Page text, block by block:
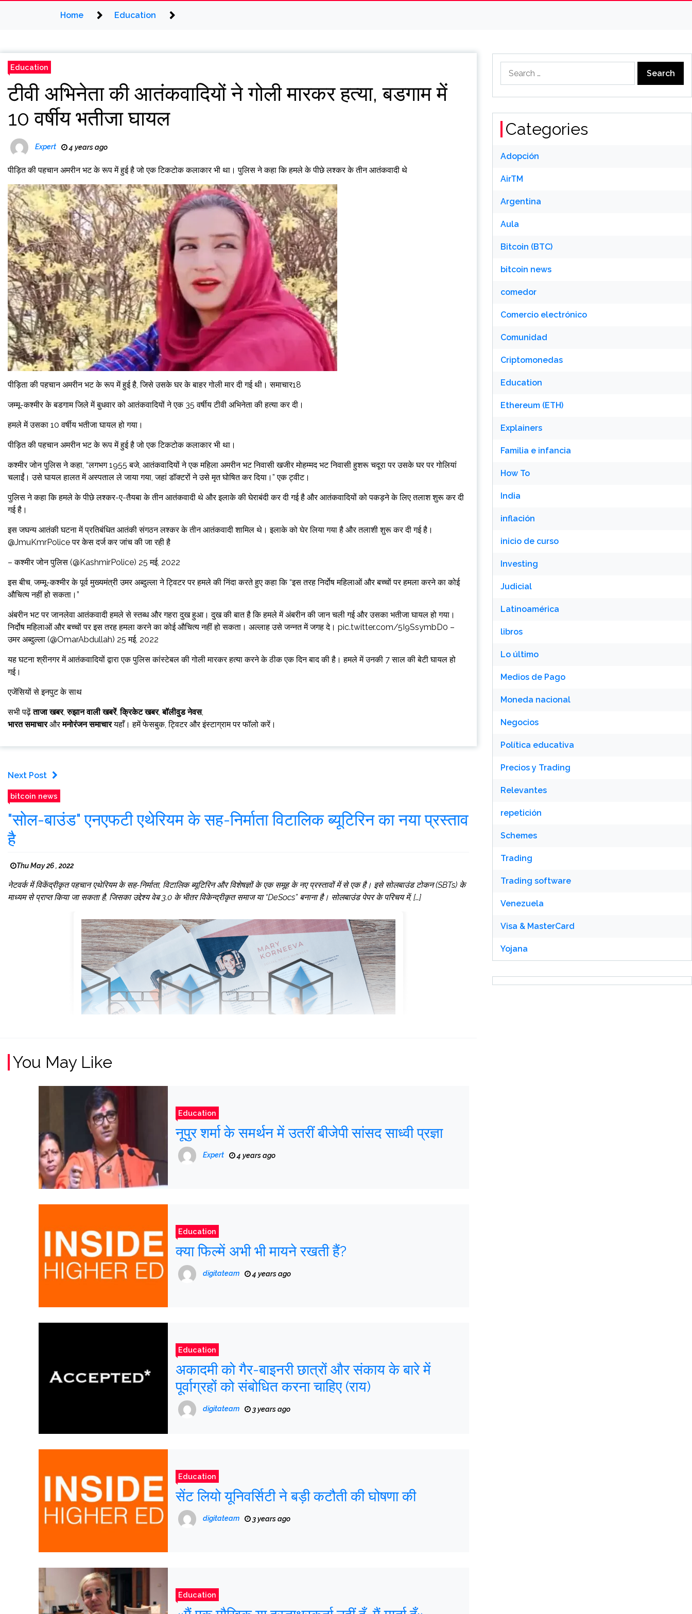
Home Education
Education
टीवी अभिनेता की आतंकवादियों ने गोली मारकर हत्या, बडगाम में
10 वर्षीय भतीजा घायल
Expert 4 years ago
पीड़ित की पहचान अमरीन भट के रूप में हुई है जो एक टिकटोक कलाकार भी था। पुलिस ने कहा कि हमले के पीछे लश्कर के तीन आतंकवादी थे
पीड़िता की पहचान अमरीन भट के रूप में हुई है, जिसे उसके घर के बाहर गोली मार दी गई थी। समाचार18
जम्मू-कश्मीर के बडगाम जिले में बुधवार को आतंकवादियों ने एक 35 वर्षीय टीवी अभिनेता की हत्या कर दी।
हमले में उसका 10 वर्षीय भतीजा घायल हो गया।
पीड़ित की पहचान अमरीन भट के रूप में हुई है जो एक टिकटोक कलाकार भी था।
कश्मीर जोन पुलिस ने कहा, “लगभग 1955 बजे, आतंकवादियों ने एक महिला अमरीन भट निवासी खजीर मोहम्मद भट निवासी हुशरू चदूरा पर उसके घर पर गोलियां
चलाईं। उसे घायल हालत में अस्पताल ले जाया गया, जहां डॉक्टरों ने उसे मृत घोषित कर दिया।” एक ट्वीट।
पुलिस ने कहा कि हमले के पीछे लश्कर-ए-तैयबा के तीन आतंकवादी थे और इलाके की घेराबंदी कर दी गई है और आतंकवादियों को पकड़ने के लिए तलाश शुरू कर दी
गई है।
इस जघन्य आतंकी घटना में प्रतिबंधित आतंकी संगठन लश्कर के तीन आतंकवादी शामिल थे। इलाके को घेर लिया गया है और तलाशी शुरू कर दी गई है।
@JmuKmrPolice पर केस दर्ज कर जांच की जा रही है
– कश्मीर जोन पुलिस (@KashmirPolice) 25 मई, 2022
इस बीच, जम्मू-कश्मीर के पूर्व मुख्यमंत्री उमर अब्दुल्ला ने ट्विटर पर हमले की निंदा करते हुए कहा कि “इस तरह निर्दोष महिलाओं और बच्चों पर हमला करने का कोई
औचित्य नहीं हो सकता।”
अंबरीन भट पर जानलेवा आतंकवादी हमले से स्तब्ध और गहरा दुख हुआ। दुख की बात है कि हमले में अंबरीन की जान चली गई और उसका भतीजा घायल हो गया।
निर्दोष महिलाओं और बच्चों पर इस तरह हमला करने का कोई औचित्य नहीं हो सकता। अल्लाह उसे जन्नत में जगह दे। pic.twitter.com/5I9SsymbD0 –
उमर अब्दुल्ला (@OmarAbdullah) 25 मई, 2022
यह घटना श्रीनगर में आतंकवादियों द्वारा एक पुलिस कांस्टेबल की गोली मारकर हत्या करने के ठीक एक दिन बाद की है। हमले में उनकी 7 साल की बेटी घायल हो
गई।
एजेंसियों से इनपुट के साथ
सभी पढ़ेंताजा खबर,रुझान वाली खबरें,क्रिकेट खबर,बॉलीवुड नेवस,
भारत समाचारऔरमनोरंजन समाचारयहाँ। हमें फेसबुक, ट्विटर और इंस्टाग्राम पर फॉलो करें।
Next Post
bitcoin news
"सोल-बाउंड" एनएफटी एथेरियम के सह-निर्माता विटालिक ब्यूटिरिन का नया प्रस्ताव
है
Thu May 26 , 2022
नेटवर्क में विकेंद्रीकृत पहचान एथेरियम के सह-निर्माता, विटालिक ब्यूटिरिन और विशेषज्ञों के एक समूह के नए प्रस्तावों में से एक है। इसे सोलबाउंड टोकन (SBTs) के
माध्यम से प्राप्त किया जा सकता है, जिसका उद्देश्य वेब 3.0 के भीतर विकेन्द्रीकृत समाज या “DeSocs” बनाना है। सोलबाउंड पेपर के परिचय में, […]
You May Like
Education
नूपुर शर्मा के समर्थन में उतरीं बीजेपी सांसद साध्वी प्रज्ञा
Expert 4 years ago
Education
क्या फिल्में अभी भी मायने रखती हैं?
digitateam 4 years ago
Education
अकादमी को गैर-बाइनरी छात्रों और संकाय के बारे में
पूर्वाग्रहों को संबोधित करना चाहिए (राय)
digitateam 3 years ago
Education
सेंट लियो यूनिवर्सिटी ने बड़ी कटौती की घोषणा की
digitateam 3 years ago
Education
for:
Categories
Adopción
AirTM
Argentina
Aula
Bitcoin (BTC)
bitcoin news
comedor
Comercio electrónico
Comunidad
Criptomonedas
Education
Ethereum (ETH)
Explainers
Familia e infancia
How To
India
inflación
inicio de curso
Investing
Judicial
Latinoamérica
libros
Lo último
Medios de Pago
Moneda nacional
Negocios
Política educativa
Precios y Trading
Relevantes
repetición
Schemes
Trading
Trading software
Venezuela
Visa & MasterCard
Yojana